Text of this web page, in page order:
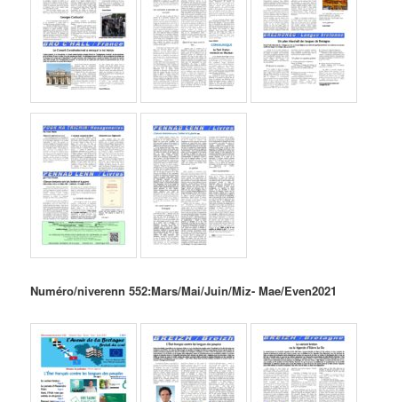
Numéro/niverenn 552:Mars/Mai/Juin/Miz- Mae/Even2021